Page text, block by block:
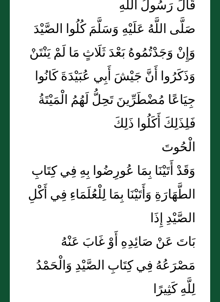
قَالَ رَسُولُ اللَّهِ
صَلَّى اللَّهُ عَلَيْهِ وَسَلَّمَ كُلُوا الصَّيْدَ
وَإِنْ وَجَدْتُمُوهُ بَعْدَ ثَلَاثٍ مَا لَمْ يَنْتَنْ
وَذَكَرُوا أَنَّ جَيْشَ أَبِي عُبَيْدَةَ كَانُوا
جِيَاعًا مُضْطَرِّينَ تَحِلُّ لَهُمُ الْمَيْتَةُ
فَلِذَلِكَ أَكَلُوا ذَلِكَ
الْحُوتَ
وَقَدْ أَتَيْنَا بِمَا عُورِضُوا بِهِ فِي كِتَابِ
الطَّهَارَةِ وَأَتَيْنَا بِمَا لِلْعُلَمَاءِ فِي أَكْلِ
الصَّيْدِ إِذَا
بَاتَ عَنْ صَائِدِهِ أَوْ غَابَ عَنْهُ
مَصْرَعُهُ فِي كِتَابِ الصَّيْدِ وَالْحَمْدُ
لِلَّهِ كَثِيرًا